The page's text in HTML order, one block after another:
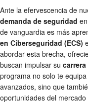
Ante la efervescencia de
demanda de seguridad
de vanguardia es más
en Ciberseguridad (ECS)
abordar esta brecha,
buscan impulsar su
programa no solo te
avanzados, sino que
oportunidades del